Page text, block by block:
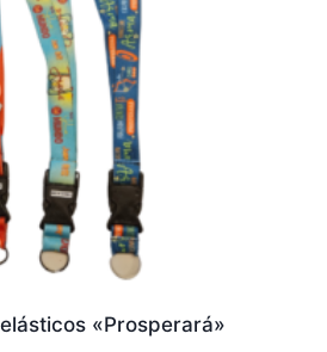
«Prosperará»